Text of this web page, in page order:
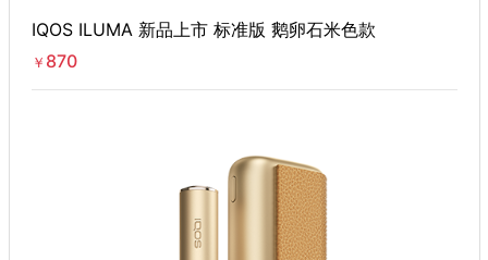
IQOS ILUMA 新品上市 标准版 鹅卵石米色款
￥ 870